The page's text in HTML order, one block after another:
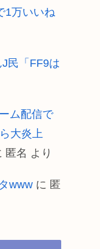
1万いいね
民「FF9は
ム配信で
大炎上
匿名 より
www に 匿